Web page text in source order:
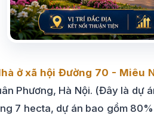
ở xã hội Đường 70 - Miêu
Phương, Hà Nội. (Đây là dự
7 hecta, dự án bao gồm